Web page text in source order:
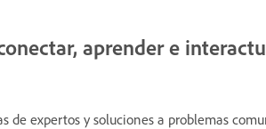
aprender e
de expertos y soluciones a problemas